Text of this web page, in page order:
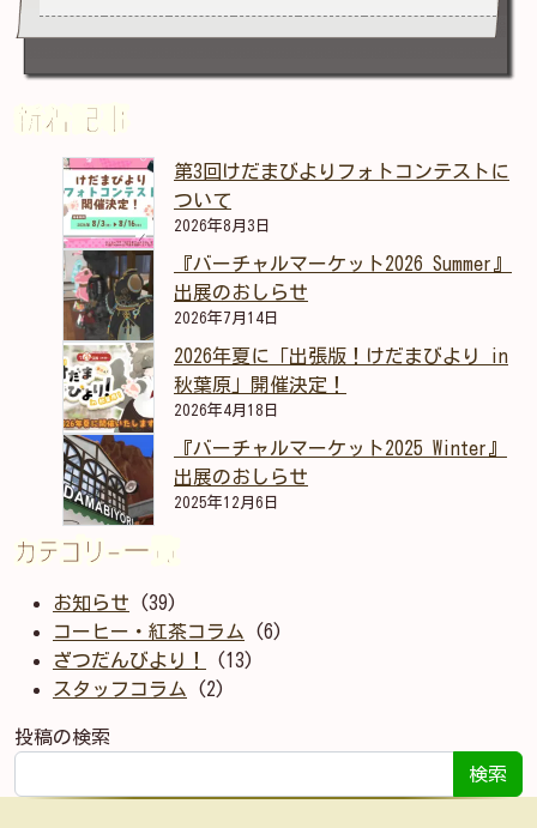
新着記事
第3回けだまびよりフォトコンテストに
ついて
2026年8月3日
『バーチャルマーケット2026 Summer』
出展のおしらせ
2026年7月14日
2026年夏に「出張版！けだまびより in
秋葉原」開催決定！
2026年4月18日
『バーチャルマーケット2025 Winter』
出展のおしらせ
2025年12月6日
カテゴリー一覧
お知らせ (39)
コーヒー・紅茶コラム
(6)
ざつだんびより！
(13)
スタッフコラム
(2)
投稿の検索
検索